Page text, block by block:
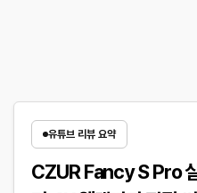
유튜브 리뷰 요약
CZUR Fancy S Pro